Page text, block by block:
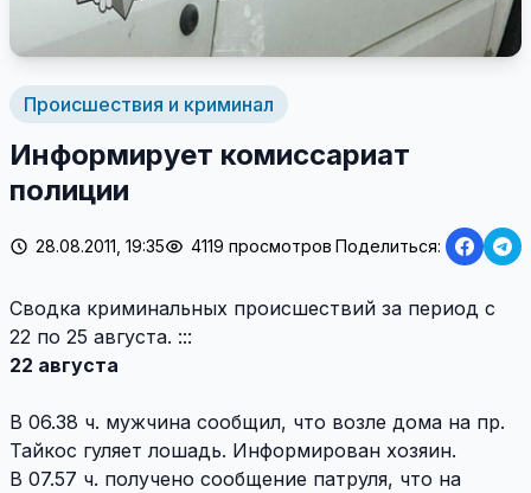
Происшествия и криминал
Информирует комиссариат
полиции
28.08.2011, 19:35 4119 просмотров Поделиться:
Сводка криминальных происшествий за период с
22 по 25 августа. :::
22 августа
В 06.38 ч. мужчина сообщил, что возле дома на пр.
Тайкос гуляет лошадь. Информирован хозяин.
В 07.57 ч. получено сообщение патруля, что на